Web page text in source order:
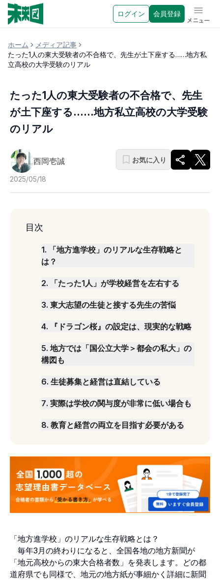
ログイン 会員登録 メニュ
ホーム
メディア記事
たった1人の東大受験者の不合格で、先生が土下座する……地方私
立高校の大学受験のリアル
たった1人の東大受験者の不合格で、先生
が土下座する……地方私立高校の大学受験
のリアル
西岡壱誠
2025/05/18
お気に入り
目次
1.
「地方進学校」のリアルな生存戦略と
は？
2. 「たった1人」が学校経営を左右する
3. 東大志望の生徒と接する先生の苦悩
4. 『ドラゴン桜』の設定は、現実的な戦略
5. 地方では「国公立大学＞都会の私大」の
構図も
6. 生徒募集と経営は直結している
7. 実際は学校の関与度が非常に低い場合も
8. 教育と経営の両立を目指す必要がある
「地方進学校」のリアルな生存戦略とは？
毎年3月の終わりになると、全国各地の地方新聞が
「地元高校からの東大合格者数」を発表します。どの都
道府県でも同様で、地元の地方紙が事細かく詳細に新聞